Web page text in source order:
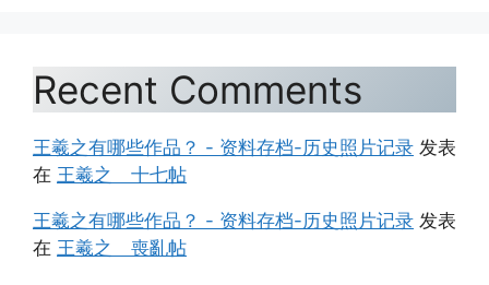
Recent Comments
王羲之有哪些作品？ - 资料存档-历史照片记录 发表
在 王羲之 十七帖
王羲之有哪些作品？ - 资料存档-历史照片记录 发表
在 王羲之 喪亂帖